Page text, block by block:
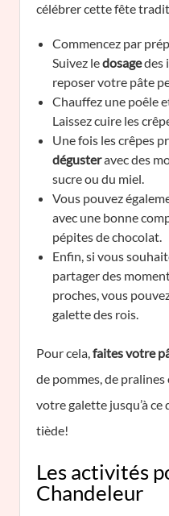
célébrer cette fête
Commencez par
Suivez ledosagedes
reposer votre pâte
Chauffez une poêle
Laissez cuire les
Une fois les crêpes
dégusteravec des
sucre ou du miel.
Vous pouvez
avec une bonne
pépites de chocolat.
Enfin, si vous
partager des
proches, vous
galette des rois.
Pour cela,faites votre
de pommes, de
votre galette jusqu’à ce
tiède!
Les activités
Chandeleur